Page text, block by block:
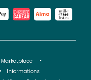
Informations